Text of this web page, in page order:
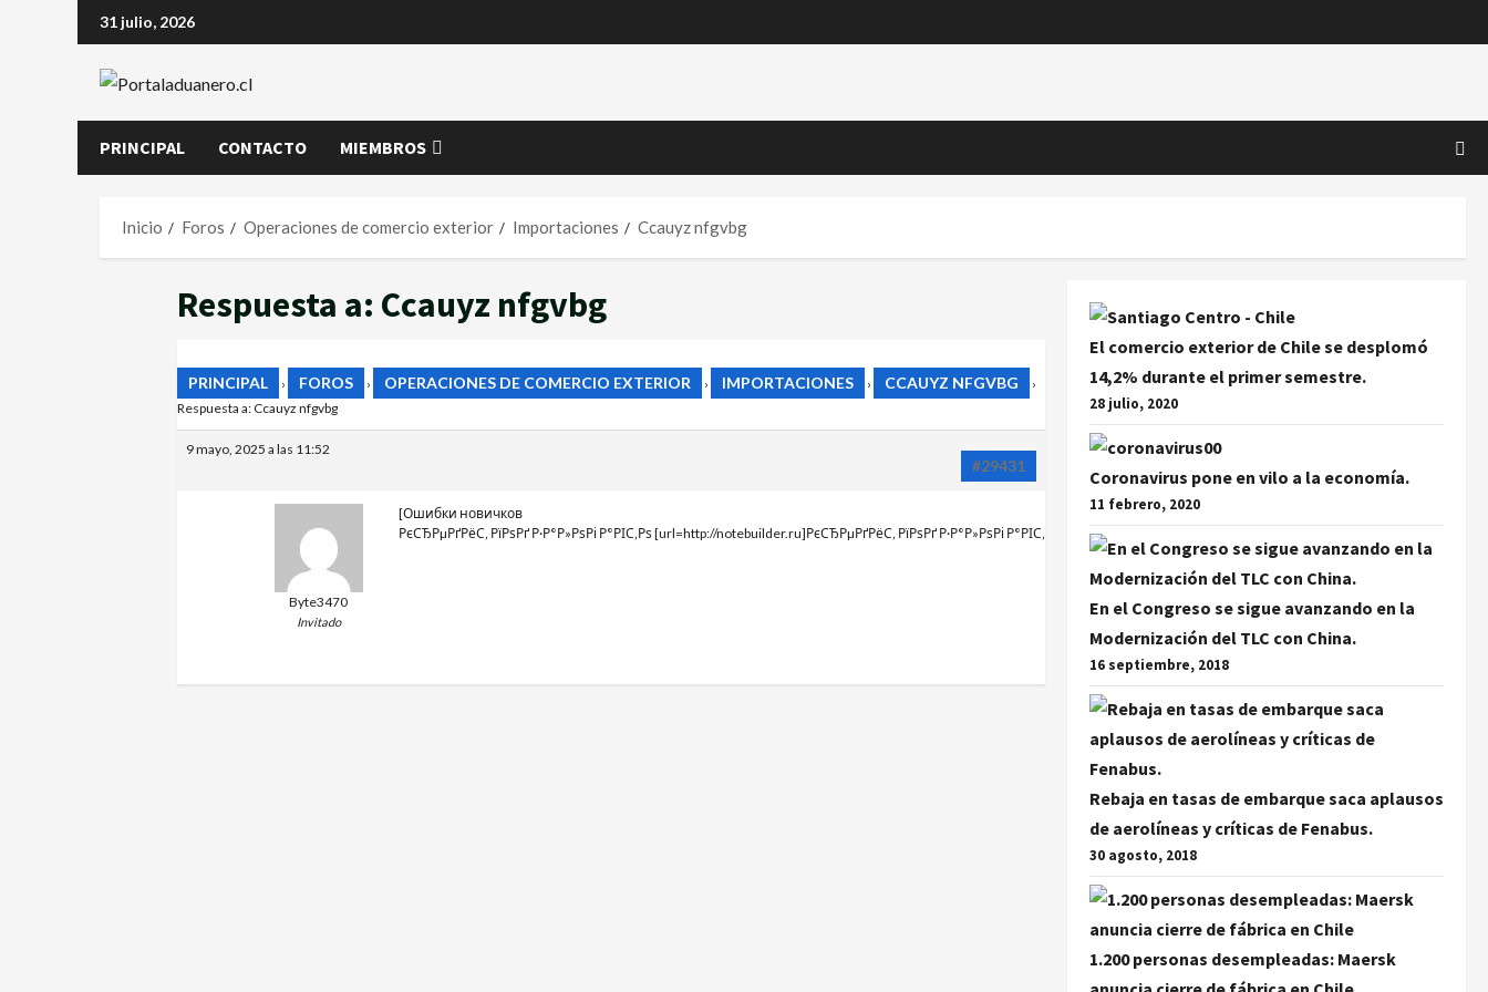
31 julio, 2026
PRINCIPAL CONTACTO MIEMBROS
Inicio Foros Operaciones de comercio exterior Importaciones Ccauyz nfgvbg
Respuesta a: Ccauyz nfgvbg
PRINCIPAL › FOROS › OPERACIONES DE COMERCIO EXTERIOR › IMPORTACIONES › CCAUYZ NFGVBG
›
Respuesta a: Ccauyz nfgvbg
9 mayo, 2025 a las 11:52
#29431
Byte3470
Invitado
[Ошибки новичков
РєСЂРµРґРёС‚ РїРѕРґ Р·Р°Р»РѕРі Р°РІС‚Рѕ [url=http://notebuilder.ru]РєСЂРµРґРёС‚ РїРѕРґ Р·Р°Р»РѕРі Р°РІС‚Рѕ[/url] .
El comercio exterior de Chile se desplomó
14,2% durante el primer semestre.
28 julio, 2020
Coronavirus pone en vilo a la economía.
11 febrero, 2020
En el Congreso se sigue avanzando en la
Modernización del TLC con China.
16 septiembre, 2018
Rebaja en tasas de embarque saca aplausos
de aerolíneas y críticas de Fenabus.
30 agosto, 2018
1.200 personas desempleadas: Maersk